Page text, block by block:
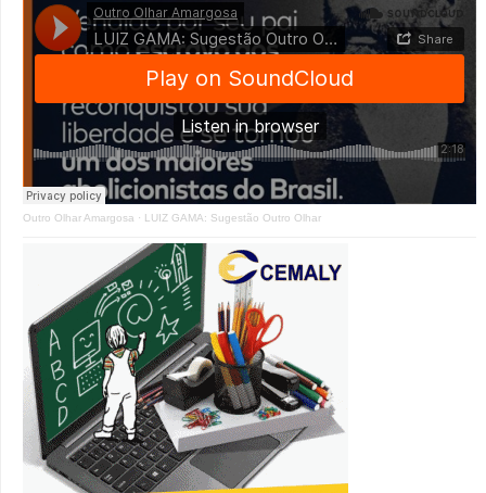
Outro Olhar Amargosa · LUIZ GAMA: Sugestão Outro Olhar